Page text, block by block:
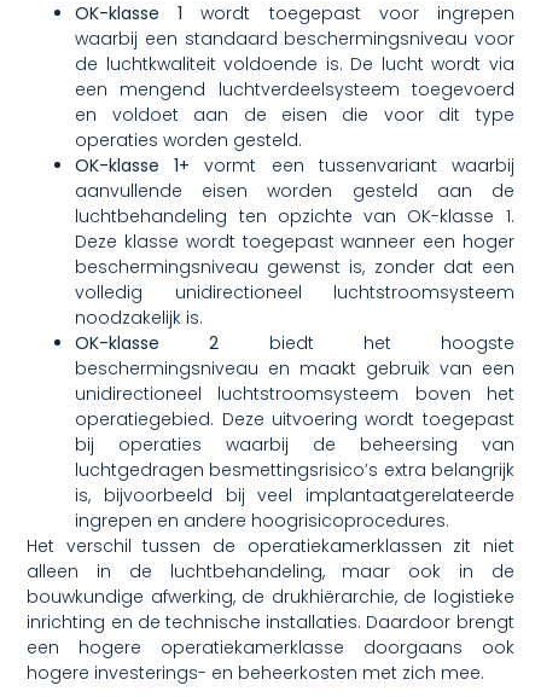
OK-klasse 1 wordt toegepast voor ingrepen
waarbij een standaard beschermingsniveau voor
de luchtkwaliteit voldoende is. De lucht wordt via
een mengend luchtverdeelsysteem toegevoerd
en voldoet aan de eisen die voor dit type
operaties worden gesteld.
OK-klasse 1+ vormt een tussenvariant waarbij
aanvullende eisen worden gesteld aan de
luchtbehandeling ten opzichte van OK-klasse 1.
Deze klasse wordt toegepast wanneer een hoger
beschermingsniveau gewenst is, zonder dat een
volledig unidirectioneel luchtstroomsysteem
noodzakelijk is.
OK-klasse 2 biedt het hoogste
beschermingsniveau en maakt gebruik van een
unidirectioneel luchtstroomsysteem boven het
operatiegebied. Deze uitvoering wordt toegepast
bij operaties waarbij de beheersing van
luchtgedragen besmettingsrisico’s extra belangrijk
is, bijvoorbeeld bij veel implantaatgerelateerde
ingrepen en andere hoogrisicoprocedures.
Het verschil tussen de operatiekamerklassen zit niet
alleen in de luchtbehandeling, maar ook in de
bouwkundige afwerking, de drukhiërarchie, de logistieke
inrichting en de technische installaties. Daardoor brengt
een hogere operatiekamerklasse doorgaans ook
hogere investerings- en beheerkosten met zich mee.